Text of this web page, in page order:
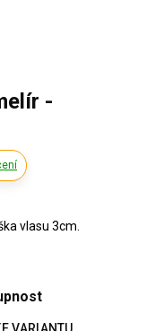
-
vlasu 3cm.
VARIANTU